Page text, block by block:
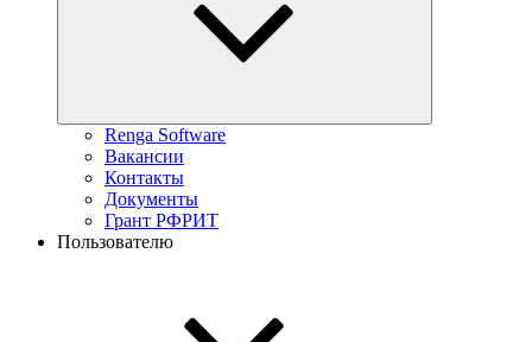
Renga Software
Вакансии
Контакты
Документы
Грант РФРИТ
Пользователю